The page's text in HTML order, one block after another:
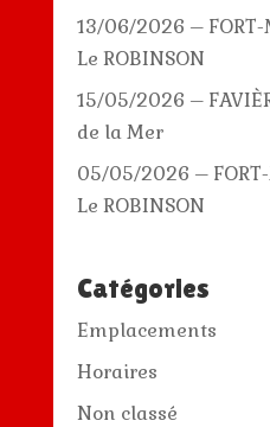
13/06/2026 –
Le ROBINSON
15/05/2026 –
de la Mer
05/05/2026 –
Le ROBINSON
Catégories
Emplacements
Horaires
Non classé